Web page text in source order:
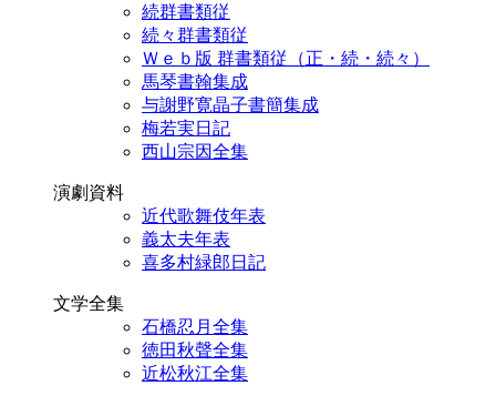
続群書類従
続々群書類従
Ｗｅｂ版 群書類従（正・続・続々）
馬琴書翰集成
与謝野寛晶子書簡集成
梅若実日記
西山宗因全集
演劇資料
近代歌舞伎年表
義太夫年表
喜多村緑郎日記
文学全集
石橋忍月全集
徳田秋聲全集
近松秋江全集